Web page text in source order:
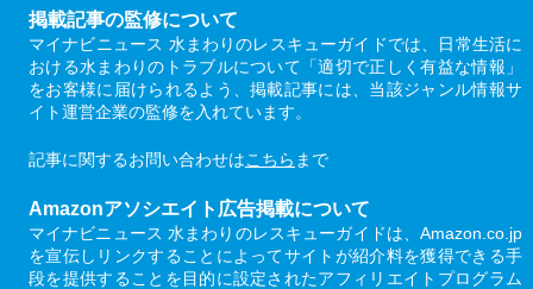
掲載記事の監修について
マイナビニュース 水まわりのレスキューガイドでは、日常生活に
おける水まわりのトラブルについて「適切で正しく有益な情報」
をお客様に届けられるよう、掲載記事には、当該ジャンル情報サ
イト運営企業の監修を入れています。
記事に関するお問い合わせはこちら まで
Amazonアソシエイト広告掲載について
マイナビニュース 水まわりのレスキューガイドは、Amazon.co.jp
を宣伝しリンクすることによってサイトが紹介料を獲得できる手
段を提供することを目的に設定されたアフィリエイトプログラム